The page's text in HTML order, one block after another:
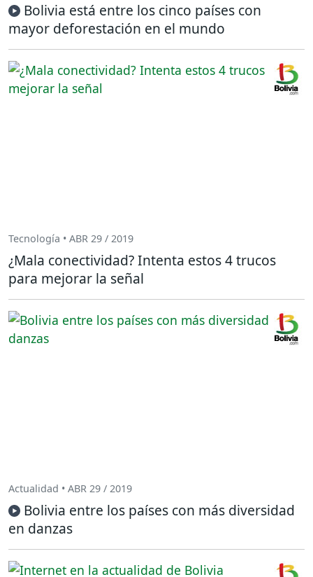
Bolivia está entre los cinco países con
mayor deforestación en el mundo
Tecnología • ABR 29 / 2019
¿Mala conectividad? Intenta estos 4 trucos
para mejorar la señal
Actualidad • ABR 29 / 2019
Bolivia entre los países con más diversidad
en danzas